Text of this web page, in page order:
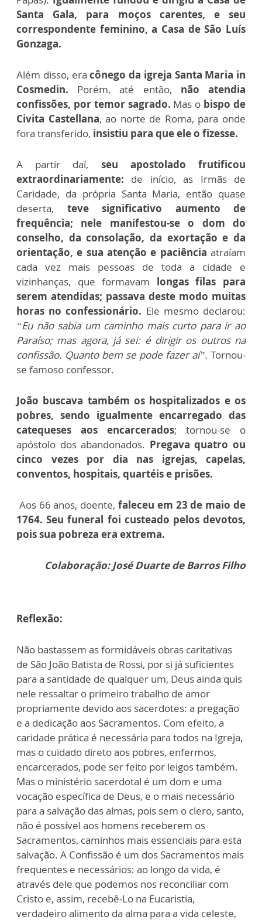
Santa Gala, para moços carentes, e seu
correspondente feminino, a Casa de São Luís
Gonzaga.
Além disso, eracônego da igreja Santa Maria in
Cosmedin. Porém, até então, não atendia
confissões, por temor sagrado. Mas o bispo de
Civita Castellana, ao norte de Roma, para onde
fora transferido, insistiu para que ele o fizesse.
A partir daí, seu apostolado frutificou
extraordinariamente: de início, as Irmãs de
Caridade, da própria Santa Maria, então quase
deserta, teve significativo aumento de
frequência; nele manifestou-se o dom do
conselho, da consolação, da exortação e da
orientação, e sua atenção e paciência atraíam
cada vez mais pessoas de toda a cidade e
vizinhanças, que formavam longas filas para
serem atendidas; passava deste modo muitas
horas no confessionário. Ele mesmo declarou:
“Eu não sabia um caminho mais curto para ir ao
Paraíso; mas agora, já sei: é dirigir os outros na
confissão. Quanto bem se pode fazer aí”. Tornou-
se famoso confessor.
João buscava também os hospitalizados e os
pobres, sendo igualmente encarregado das
catequeses aos encarcerados; tornou-se o
apóstolo dos abandonados. Pregava quatro ou
cinco vezes por dia nas igrejas, capelas,
conventos, hospitais, quartéis e prisões.
Aos 66 anos, doente, faleceu em 23 de maio de
1764. Seu funeral foi custeado pelos devotos,
pois sua pobreza era extrema.
Colaboração: José Duarte de Barros Filho
Reflexão:
Não bastassem as formidáveis obras caritativas
de São João Batista de Rossi, por si já suficientes
para a santidade de qualquer um, Deus ainda quis
nele ressaltar o primeiro trabalho de amor
propriamente devido aos sacerdotes: a pregação
e a dedicação aos Sacramentos. Com efeito, a
caridade prática é necessária para todos na Igreja,
mas o cuidado direto aos pobres, enfermos,
encarcerados, pode ser feito por leigos também.
Mas o ministério sacerdotal é um dom e uma
vocação específica de Deus, e o mais necessário
para a salvação das almas, pois sem o clero, santo,
não é possível aos homens receberem os
Sacramentos, caminhos mais essenciais para esta
salvação. A Confissão é um dos Sacramentos mais
frequentes e necessários: ao longo da vida, é
através dele que podemos nos reconciliar com
Cristo e, assim, recebê-Lo na Eucaristia,
verdadeiro alimento da alma para a vida celeste,